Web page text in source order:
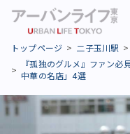
トップページ 二子玉川駅
『孤独のグルメ』ファン
中華の名店」4選